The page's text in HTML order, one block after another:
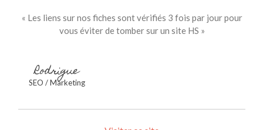
« Les liens sur nos fiches sont vérifiés 3 fois par jour pour
vous éviter de tomber sur un site HS »
Rodrigue
SEO / Marketing